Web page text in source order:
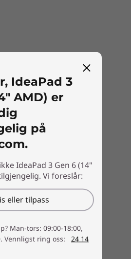
IdeaPad 3
AMD) er
på
IdeaPad 3 Gen 6 (14"
Vi foreslår:
eller tilpass
Man-tors: 09:00-18:00,
Vennligst ring oss:
24 14